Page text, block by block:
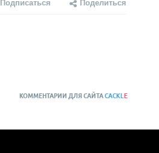
КОММЕНТАРИИ ДЛЯ САЙТАCACKL E